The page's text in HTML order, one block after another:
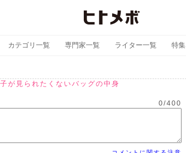
カテゴリ一覧 専門家一覧 ライター一覧 特集
見られたくないバッグの中身
0/400